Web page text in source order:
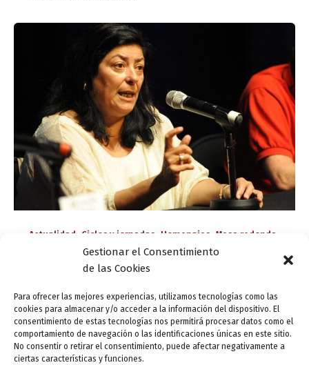
Gestionar el Consentimiento
de las Cookies
Para ofrecer las mejores experiencias, utilizamos tecnologías como las
cookies para almacenar y/o acceder a la información del dispositivo. El
consentimiento de estas tecnologías nos permitirá procesar datos como el
comportamiento de navegación o las identificaciones únicas en este sitio.
No consentir o retirar el consentimiento, puede afectar negativamente a
ciertas características y funciones.
Actualidad Ciclos y jornadas Homenajes Mesa redonda
Valladolid Letraherido
¡Háblame, Musa! ¡Participa en el homenaje a
Almudena Grandes!
ensutinta/1 abril, 2022
El programa Valladolid Letraherido acoge la sesión de
clausura de las Jornadas de estudio de la Cátedra